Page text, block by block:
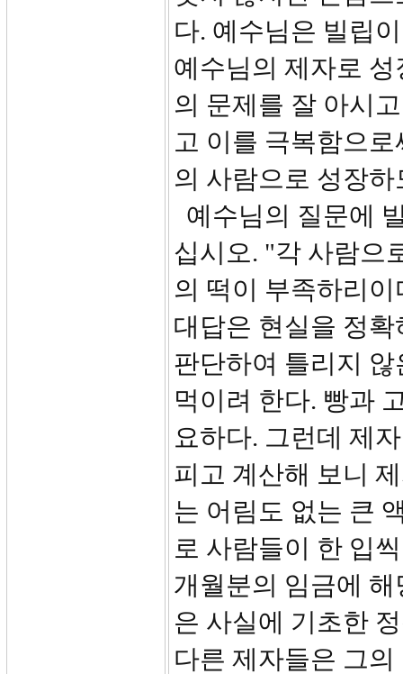
다. 예수님은 빌립
예수님의 제자로
의 문제를 잘 아시
고 이를 극복함으
의 사람으로 성장
예수님의 질문에
십시오. "각 사람으
의 떡이 부족하리
대답은 현실을 정
판단하여 틀리지
먹이려 한다. 빵과
요하다. 그런데 제
피고 계산해 보니
는 어림도 없는 큰
로 사람들이 한 입
개월분의 임금에
은 사실에 기초한
다른 제자들은 그